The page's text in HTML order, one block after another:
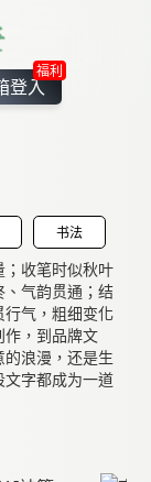
福利
登入
书法
收笔时似秋叶
气韵贯通；结
气，粗细变化
作，到品牌文
浪漫，还是生
字都成为一道